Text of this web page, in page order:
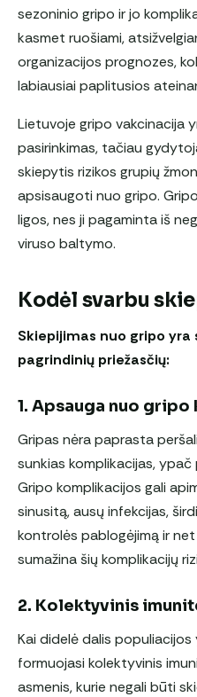
sezoninio gripo ir jo
kasmet ruošiami,
organizacijos prognozes,
labiausiai paplitusios
Lietuvoje gripo vakcinacija
pasirinkimas, tačiau
skiepytis rizikos grupių
apsisaugoti nuo gripo.
ligos, nes ji pagaminta iš
viruso baltymo.
Kodėl svarbu
Skiepijimas nuo gripo yra
pagrindinių priežasčių:
1. Apsauga nuo
Gripas nėra paprasta
sunkias komplikacijas, ypač
Gripo komplikacijos gali
sinusitą, ausų infekcijas,
kontrolės pablogėjimą ir
sumažina šių komplikacijų
2. Kolektyvinis
Kai didelė dalis
formuojasi kolektyvinis
asmenis, kurie negali būti